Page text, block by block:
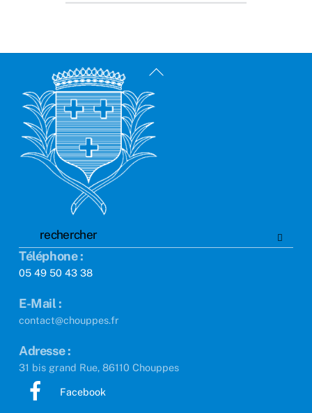
Back
Téléphone :
05 49 50 43 38
E-Mail :
contact@chouppes.fr
Adresse :
31 bis grand Rue, 86110 Chouppes
Facebook